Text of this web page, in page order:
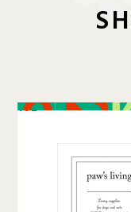
SH
102